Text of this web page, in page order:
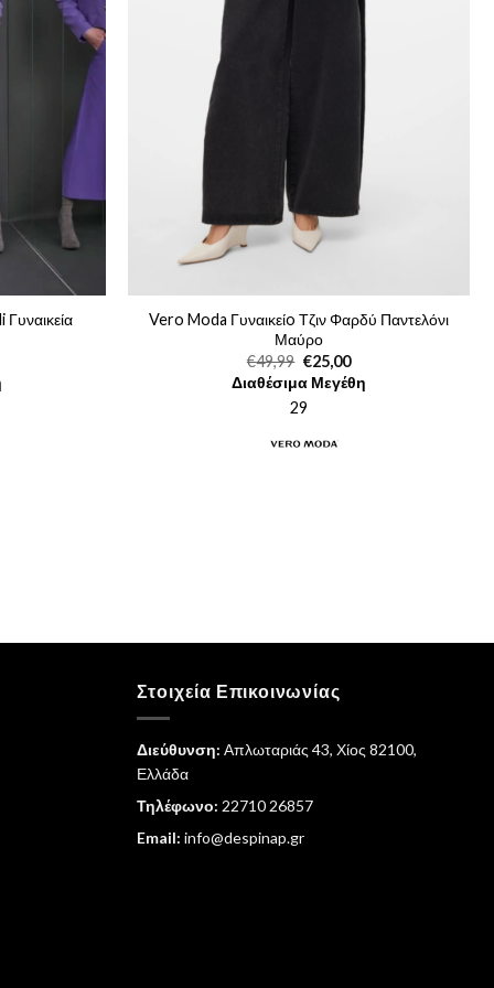
Vero Moda Γυναικείo Τζιν Φαρδύ Παντελόνι
Μαύρο
€49,99 Original
price
was:
€49,99.
€25,00Η
τρέχουσα
τιμή
Διαθέσιμα Μεγέθη
29
Στοιχεία Επικοινωνίας
Διεύθυνση: Απλωταριάς 43, Χίος 82100,
Ελλάδα
Τηλέφωνο: 22710 26857
Email: info@despinap.gr